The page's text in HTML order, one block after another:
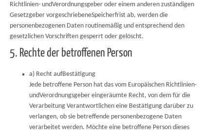
Richtlinien- undVerordnungsgeber oder einem anderen zuständigen
Gesetzgeber vorgeschriebeneSpeicherfrist ab, werden die
personenbezogenen Daten routinemäßig und entsprechend den
gesetzlichen Vorschriften gesperrt oder gelöscht.
5. Rechte der betroffenen Person
a) Recht aufBestätigung
Jede betroffene Person hat das vom Europäischen Richtlinien-
undVerordnungsgeber eingeräumte Recht, von dem für die
Verarbeitung Verantwortlichen eine Bestätigung darüber zu
verlangen, ob sie betreffende personenbezogene Daten
verarbeitet werden. Möchte eine betroffene Person dieses